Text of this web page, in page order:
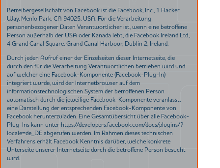
Betreibergesellschaft von Facebook ist die Facebook, Inc., 1 Hacker
Way, Menlo Park, CA 94025, USA. Für die Verarbeitung
personenbezogener Daten Verantwortlicher ist, wenn eine betroffene
Person außerhalb der USA oder Kanada lebt, die Facebook Ireland Ltd.,
4 Grand Canal Square, Grand Canal Harbour, Dublin 2, Ireland.
Durch jeden Aufruf einer der Einzelseiten dieser Internetseite, die
durch den für die Verarbeitung Verantwortlichen betrieben wird und
auf welcher eine Facebook-Komponente (Facebook-Plug-In)
integriert wurde, wird der Internetbrowser auf dem
informationstechnologischen System der betroffenen Person
automatisch durch die jeweilige Facebook-Komponente veranlasst,
eine Darstellung der entsprechenden Facebook-Komponente von
Facebook herunterzuladen. Eine Gesamtübersicht über alle Facebook-
Plug-Ins kann unter https://developers.facebook.com/docs/plugins/?
locale=de_DE abgerufen werden. Im Rahmen dieses technischen
Verfahrens erhält Facebook Kenntnis darüber, welche konkrete
Unterseite unserer Internetseite durch die betroffene Person besucht
wird.